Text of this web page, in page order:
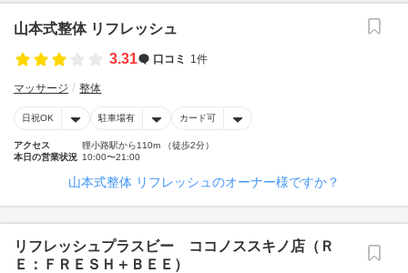
山本式整体 リフレッシュ
3.31
口コミ 1件
マッサージ 整体
日祝OK 駐車場有 カード可
アクセス
狸小路駅から110m （徒歩2分）
本日の営業状況 10:00〜21:00
山本式整体 リフレッシュのオーナー様ですか？
リフレッシュプラスビー ココノススキノ店（Ｒ
Ｅ：ＦＲＥＳＨ＋ＢＥＥ）